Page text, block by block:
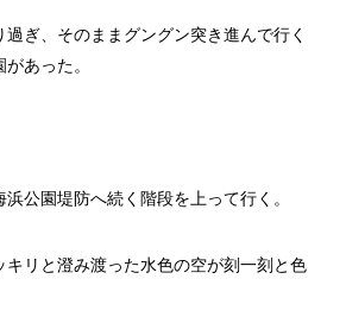
ぎ、そのままグングン突き進んで行く
があった。
公園堤防へ続く階段を上って行く。
キリと澄み渡った水色の空が刻一刻と色